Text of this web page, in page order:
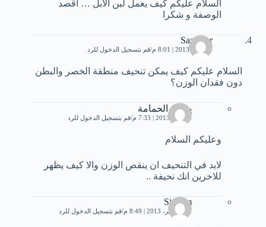
السلام عليكم كيف يعمل لبن الابل … اقصد
الوصفة و شكرا
Sazmazr
5 أبريل، 2013 | 8:01 م قم بتسجيل الدخول للرد
السلام عليكم كيف يمكن تنحيف منطقة الخصر والبطن
دون فقدان الوزن؟
يمامة الحمامة
4 يوليو، 2013 | 7:33 م قم بتسجيل الدخول للرد
وعليكم السلام
لابد في التنحيف ان ينقص الوزن والا كيف يظهر
للاخرين انك نحيفة ..
Simsim
18 سبتمبر، 2013 | 8:49 م قم بتسجيل الدخول للرد